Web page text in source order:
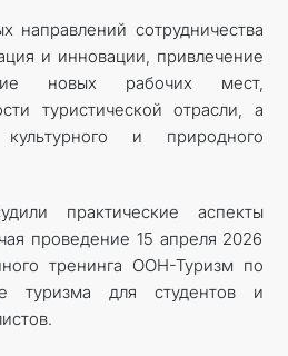
направлений сотрудничества
и инновации, привлечение
новых рабочих мест,
туристической отрасли, а
и природного
практические аспекты
проведение 15 апреля 2026
тренинга ООН-Туризм по
туризма для студентов и